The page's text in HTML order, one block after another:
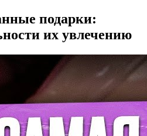
подарки:
их увлечению